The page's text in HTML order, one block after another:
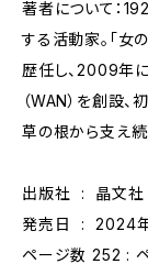
著者について：
する活動家。「女
歴任し、2009年
（WAN）を創設
草の根から支え続
出版社 ‏ : ‎ 晶文社
発売日 ‏ :
ペ